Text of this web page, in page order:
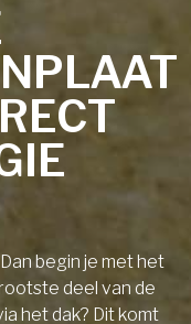
begin je met het
deel van de
het dak? Dit komt